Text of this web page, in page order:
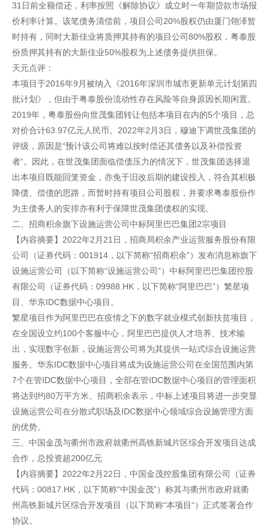
31日前全额偿还，利率按照《解除协议》成立时一年期贷款市场报
价利率计算。该笔债务清偿前，项目公司20%股权仍由厦门翎泽暂
时持有，同时大新佳业将质押其持有的项目公司80%股权，粤泰股
份质押其持有的大新佳业50%股权为上述债务提供担保。
天元点评：
本项目于2016年9月被纳入《2016年深圳市城市更新单元计划第四
批计划》，但由于粤泰股份流动性存在风险等自身原因长期闲置。
2019年，粤泰股份向世茂集团转让包括本项目在内的5个项目，总
对价合计63.97亿元人民币。2022年2月3日，穆迪下调世茂集团的
评级，原因是“预计该公司将难以按时偿还其债务以及补偿投资
者“。因此，在世茂集团面临偿债压力的情况下，世茂集团选择退
出本项目既能回笼资金，亦免于旧改后期的建设投入，符合其积极
降债、偿债的思路，而暂时持有项目公司股权，并要求粤泰股份作
为主债务人的安排亦有利于保障世茂集团债权的实现。
二、招商积余旗下设施运营公司中标阿里巴巴集团2宗项目
【内容摘要】2022年2月21日，招商局积余产业运营服务股份有限
公司（证券代码：001914，以下简称“招商积余”）发布消息称旗下
设施运营公司（以下简称“设施运营公司”）中标阿里巴巴集团控股
有限公司（证券代码：09988.HK，以下简称“阿里巴巴”）繁星项
目、华东IDC数据中心项目。
繁星项目作为阿里巴巴在疫情之下的数字就业模式创新扶贫项目，
在全国设立约100个客服中心，阿里巴巴提供人才培养、技术输
出，实现数字创新，设施运营公司将为其提供一站式综合设施运营
服务。华东IDC数据中心项目将成为设施运营公司在全国范围内第
7个在管IDC数据中心项目，全部在管IDC数据中心项目的管理面积
将达到约80万平方米。招商积余表示，中标上述项目将进一步突显
设施运营公司在分散式职场及IDC数据中心领域综合设施管理方面
的优势。
三、中国金茂与衢州市政府就衢州高铁新城片区综合开发项目达成
合作，总投资超200亿元
【内容摘要】2022年2月22日，中国金茂控股集团有限公司（证券
代码：00817.HK，以下简称“中国金茂”）称其与衢州市政府就衢
州高铁新城片区综合开发项目（以下简称“本项目“）正式签署合作
协议。